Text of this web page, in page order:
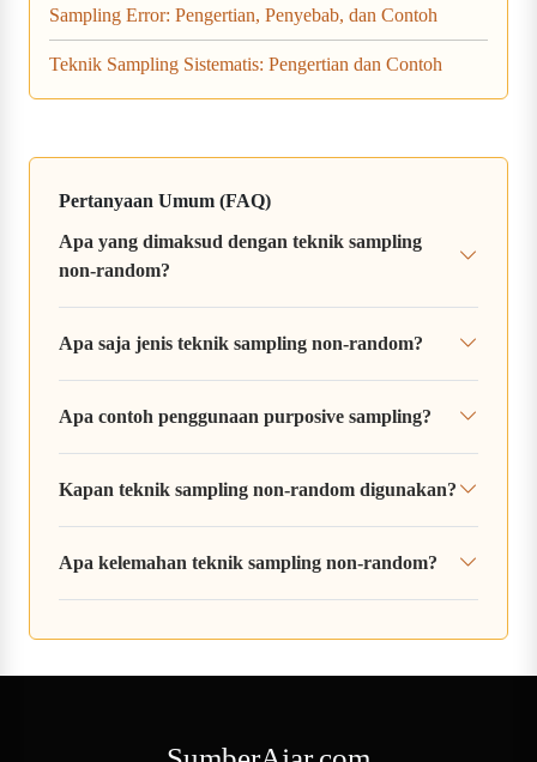
Sampling Error: Pengertian, Penyebab, dan Contoh
Teknik Sampling Sistematis: Pengertian dan Contoh
Pertanyaan Umum (FAQ)
Apa yang dimaksud dengan teknik sampling
non-random?
Apa saja jenis teknik sampling non-random?
Apa contoh penggunaan purposive sampling?
Kapan teknik sampling non-random digunakan?
Apa kelemahan teknik sampling non-random?